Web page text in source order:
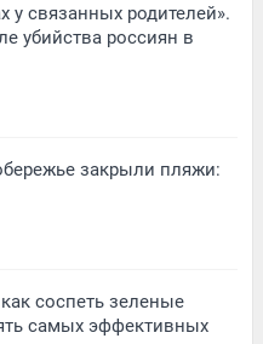
у связанных родителей».
убийства россиян в
закрыли пляжи:
соспеть зеленые
самых эффективных